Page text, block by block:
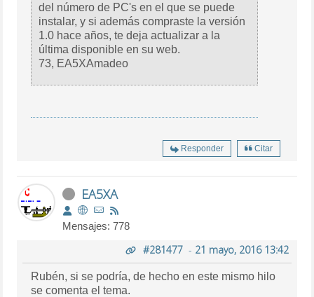
del número de PC's en el que se puede
instalar, y si además compraste la versión
1.0 hace años, te deja actualizar a la
última disponible en su web.
73, EA5XAmadeo
Responder Citar
EA5XA
Mensajes: 778
#281477- 21 mayo, 2016 13:42
Rubén, si se podría, de hecho en este mismo hilo
se comenta el tema.